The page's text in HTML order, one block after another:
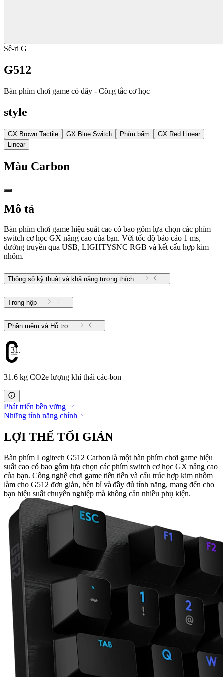
Sê-ri G
G512
Bàn phím chơi game có dây - Công tắc cơ học
style
GX Brown Tactile GX Blue Switch Phím bấm
GX Red Linear
Linear
Màu Carbon
Mô tả
Bàn phím chơi game hiệu suất cao có bao gồm lựa chọn các phím
switch cơ học GX nâng cao của bạn. Với tốc độ báo cáo 1 ms,
đường truyền qua USB, LIGHTYSNC RGB và kết cấu hợp kim
nhôm.
Thông số kỹ thuật và khả năng tương thích
Trong hộp
Phần mềm và Hỗ trợ
31.6
31.6 kg CO2e lượng khí thải các-bon
Phát triển bền vững
Những tính năng chính
LỢI THẾ TỐI GIẢN
Bàn phím Logitech G512 Carbon là một bàn phím chơi game hiệu
suất cao có bao gồm lựa chọn các phím switch cơ học GX nâng cao
của bạn. Công nghệ chơi game tiên tiến và cấu trúc hợp kim nhôm
làm cho G512 đơn giản, bền bỉ và đầy đủ tính năng, mang đến cho
bạn hiệu suất chuyên nghiệp mà không cần nhiều phụ kiện.